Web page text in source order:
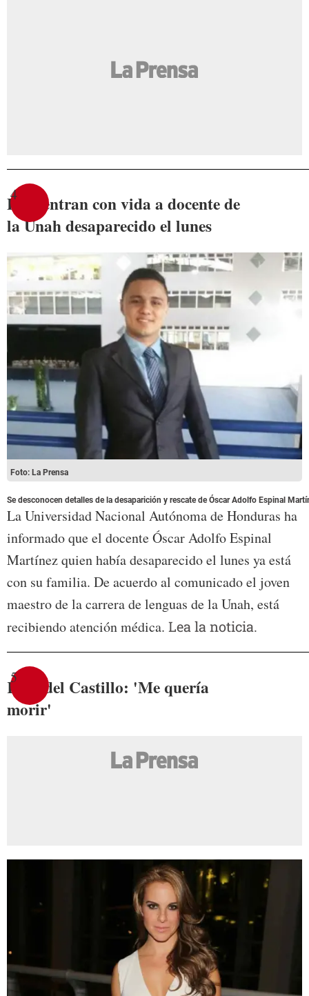
4
Encuentran con vida a docente de
la Unah desaparecido el lunes
Foto: La Prensa
Se desconocen detalles de la desaparición y rescate de Óscar Adolfo Espinal
La Universidad Nacional Autónoma de Honduras ha
informado que el docente Óscar Adolfo Espinal
Martínez quien había desaparecido el lunes ya está
con su familia. De acuerdo al comunicado el joven
maestro de la carrera de lenguas de la Unah, está
recibiendo atención médica. Lea la noticia.
5
Kate del Castillo: 'Me quería
morir'